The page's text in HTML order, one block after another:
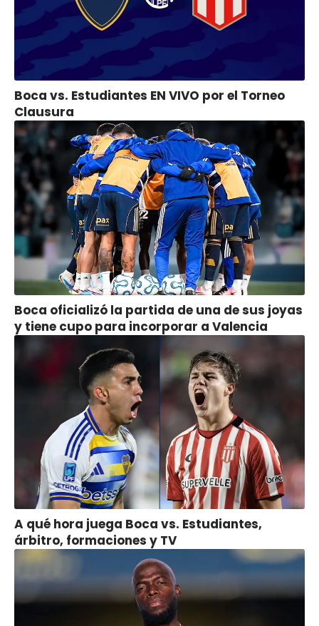
Boca vs. Estudiantes EN VIVO por el Torneo
Clausura
Boca oficializó la partida de una de sus joyas
y tiene cupo para incorporar a Valencia
A qué hora juega Boca vs. Estudiantes,
árbitro, formaciones y TV